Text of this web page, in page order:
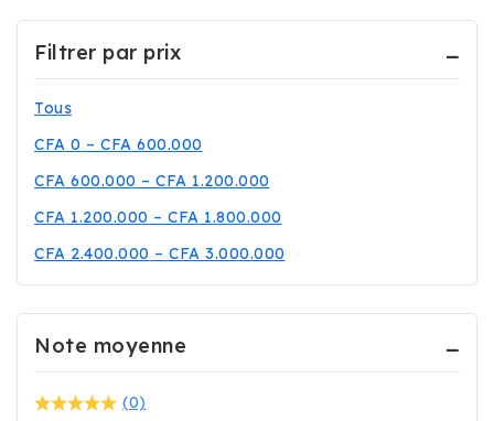
Filtrer par prix
Tous
CFA 0 – CFA 600.000
CFA 600.000 – CFA 1.200.000
CFA 1.200.000 – CFA 1.800.000
CFA 2.400.000 – CFA 3.000.000
Note moyenne
(0)